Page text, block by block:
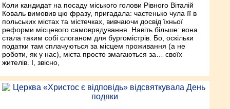
Коли кандидат на посаду міського голови Рівного Віталій
Коваль вимовив цю фразу, пригадала: частенько чула її в
польських містах та містечках, вивчаючи досвід їхньої
реформи місцевого самоврядування. Навіть більше: вона
стала таким собі слоганом для бургомістрів. Бо, оскільки
податки там сплачуються за місцем проживання (а не
роботи, як у нас), міста просто змагаються за… своїх
жителів. І, звісно,